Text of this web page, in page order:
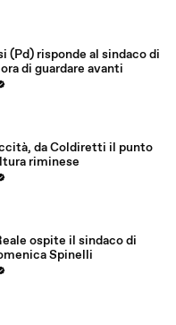
(Pd) risponde al sindaco di
di guardare avanti
da Coldiretti il punto
riminese
ospite il sindaco di
Spinelli